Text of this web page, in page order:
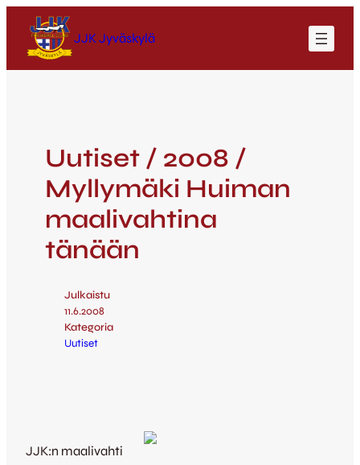
JJK Jyväskylä
Uutiset / 2008 /
Myllymäki Huiman
maalivahtina
tänään
Julkaistu
11.6.2008
Kategoria
Uutiset
JJK:n maalivahti